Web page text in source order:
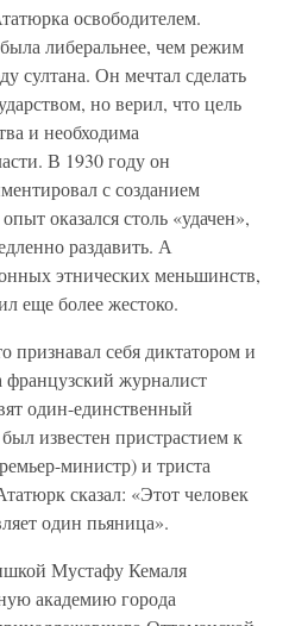
освободителем.
либеральнее, чем режим
султана. Он мечтал сделать
но верил, что цель
и необходима
В 1930 году он
с созданием
оказался столь «удачен»,
раздавить. А
этнических меньшинств,
еще более жестоко.
признавал себя диктатором и
французский журналист
один-единственный
известен пристрастием к
министр) и триста
сказал: «Этот человек
один пьяница».
Мустафу Кемаля
академию города